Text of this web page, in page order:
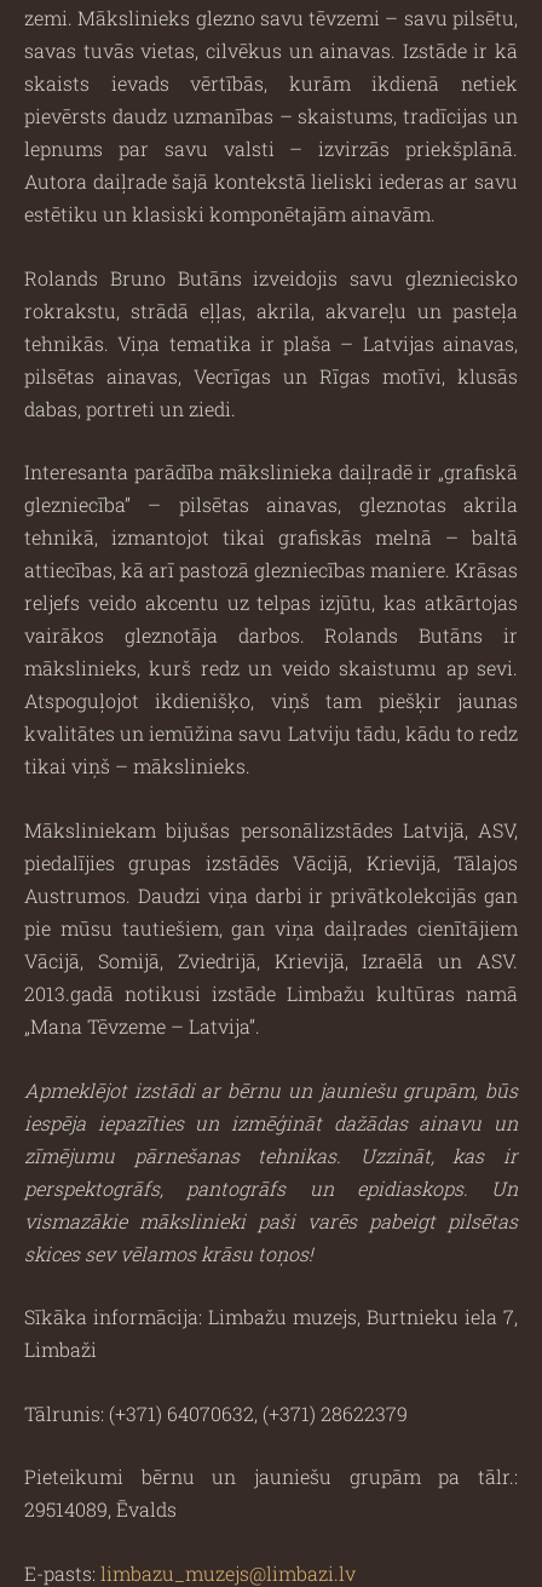
zemi. Mākslinieks glezno savu tēvzemi – savu pilsētu,
savas tuvās vietas, cilvēkus un ainavas. Izstāde ir kā
skaists ievads vērtībās, kurām ikdienā netiek
pievērsts daudz uzmanības – skaistums, tradīcijas un
lepnums par savu valsti – izvirzās priekšplānā.
Autora daiļrade šajā kontekstā lieliski iederas ar savu
estētiku un klasiski komponētajām ainavām.
Rolands Bruno Butāns izveidojis savu glezniecisko
rokrakstu, strādā eļļas, akrila, akvareļu un pasteļa
tehnikās. Viņa tematika ir plaša – Latvijas ainavas,
pilsētas ainavas, Vecrīgas un Rīgas motīvi, klusās
dabas, portreti un ziedi.
Interesanta parādība mākslinieka daiļradē ir „grafiskā
glezniecība” – pilsētas ainavas, gleznotas akrila
tehnikā, izmantojot tikai grafiskās melnā – baltā
attiecības, kā arī pastozā glezniecības maniere. Krāsas
reljefs veido akcentu uz telpas izjūtu, kas atkārtojas
vairākos gleznotāja darbos. Rolands Butāns ir
mākslinieks, kurš redz un veido skaistumu ap sevi.
Atspoguļojot ikdienišķo, viņš tam piešķir jaunas
kvalitātes un iemūžina savu Latviju tādu, kādu to redz
tikai viņš – mākslinieks.
Māksliniekam bijušas personālizstādes Latvijā, ASV,
piedalījies grupas izstādēs Vācijā, Krievijā, Tālajos
Austrumos. Daudzi viņa darbi ir privātkolekcijās gan
pie mūsu tautiešiem, gan viņa daiļrades cienītājiem
Vācijā, Somijā, Zviedrijā, Krievijā, Izraēlā un ASV.
2013.gadā notikusi izstāde Limbažu kultūras namā
„Mana Tēvzeme – Latvija”.
Apmeklējot izstādi ar bērnu un jauniešu grupām, būs
iespēja iepazīties un izmēģināt dažādas ainavu un
zīmējumu pārnešanas tehnikas. Uzzināt, kas ir
perspektogrāfs, pantogrāfs un epidiaskops. Un
vismazākie mākslinieki paši varēs pabeigt pilsētas
skices sev vēlamos krāsu toņos!
Sīkāka informācija: Limbažu muzejs, Burtnieku iela 7,
Limbaži
Tālrunis: (+371) 64070632, (+371) 28622379
Pieteikumi bērnu un jauniešu grupām pa tālr.:
29514089, Ēvalds
E-pasts: limbazu_muzejs@limbazi.lv